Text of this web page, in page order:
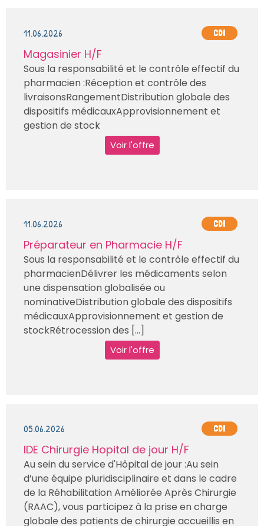
11.06.2026 CDI
Magasinier H/F
Sous la responsabilité et le contrôle effectif du
pharmacien :Réception et contrôle des
livraisonsRangementDistribution globale des
dispositifs médicauxApprovisionnement et
gestion de stock
Voir l'offre
11.06.2026 CDI
Préparateur en Pharmacie H/F
Sous la responsabilité et le contrôle effectif du
pharmacienDélivrer les médicaments selon
une dispensation globalisée ou
nominativeDistribution globale des dispositifs
médicauxApprovisionnement et gestion de
stockRétrocession des [...]
Voir l'offre
05.06.2026 CDI
IDE Chirurgie Hopital de jour H/F
Au sein du service d'Hôpital de jour :Au sein
d’une équipe pluridisciplinaire et dans le cadre
de la Réhabilitation Améliorée Après Chirurgie
(RAAC), vous participez à la prise en charge
globale des patients de chirurgie accueillis en